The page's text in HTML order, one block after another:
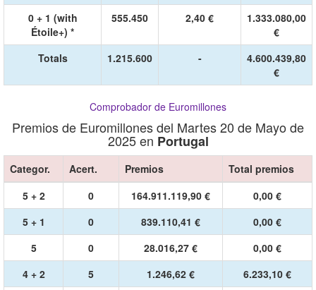
0 + 1 (with
Étoile+) *
555.450 2,40 €
1.333.080,00
€
Totals
1.215.600 -
4.600.439,80
€
Comprobador de Euromillones
Premios de Euromillones del Martes 20 de Mayo de
2025 en Portugal
Categor. Acert. Premios
Total premios
5 + 2
0 164.911.119,90 €
0,00 €
5 + 1
0 839.110,41 €
0,00 €
5
0 28.016,27 €
0,00 €
4 + 2
5 1.246,62 €
6.233,10 €